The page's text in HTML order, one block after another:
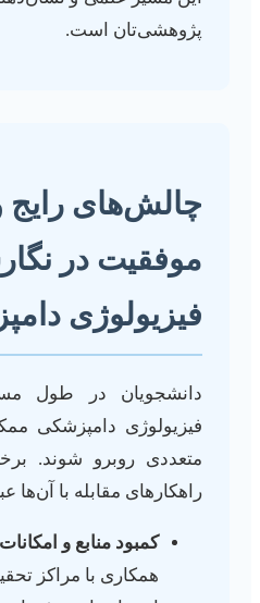
پژوهشی‌تان است.
چالش‌های رایج
موفقیت در
فیزیولوژی
دانشجویان در طول
فیزیولوژی دامپزشکی
متعددی روبرو شوند.
راهکارهای مقابله با آن‌ها
کمبود منابع و
همکاری با مراکز